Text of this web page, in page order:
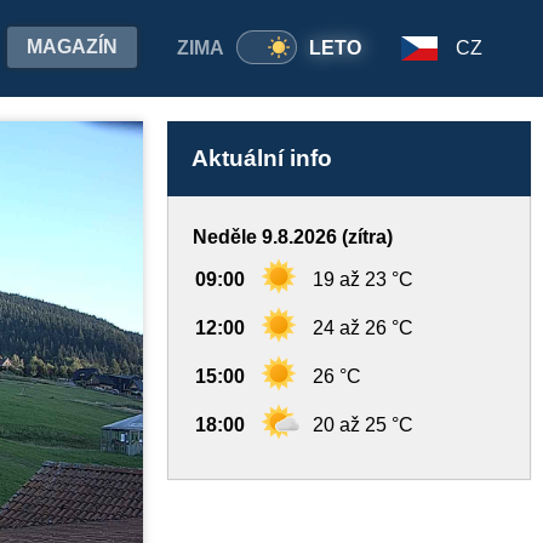
ZIMA LETO
MAGAZÍN CZ
Aktuální info
Neděle 9.8.2026 (zítra)
09:00 19 až 23 °C
12:00 24 až 26 °C
15:00 26 °C
18:00 20 až 25 °C